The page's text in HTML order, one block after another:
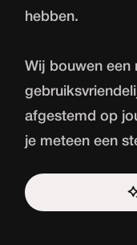
hebben.
Wij bouwen een
afgestemd op
je meteen een